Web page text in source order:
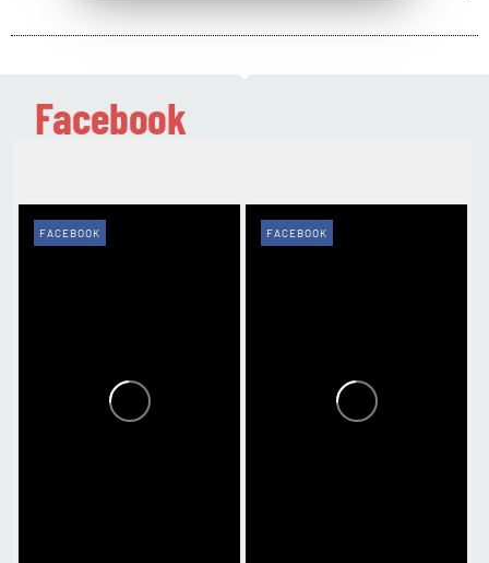
Facebook
FACEBOOK FACEBOOK